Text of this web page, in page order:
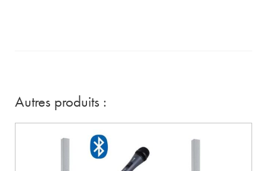
Autres produits :